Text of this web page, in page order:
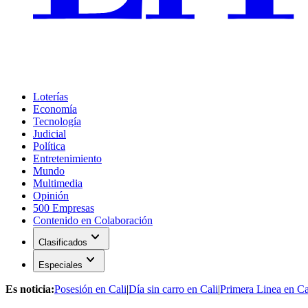
Loterías
Economía
Tecnología
Judicial
Política
Entretenimiento
Mundo
Multimedia
Opinión
500 Empresas
Contenido en Colaboración
Clasificados expand_more
Especiales expand_more
Es noticia:Posesión en Cali|Día sin carro en Cali|Primera Linea en